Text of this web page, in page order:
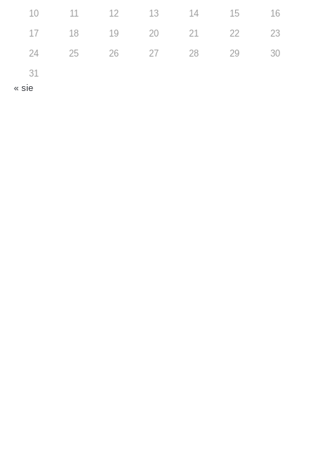
10 11 12 13 14 15 16
17 18 19 20 21 22 23
24 25 26 27 28 29 30
31
« sie